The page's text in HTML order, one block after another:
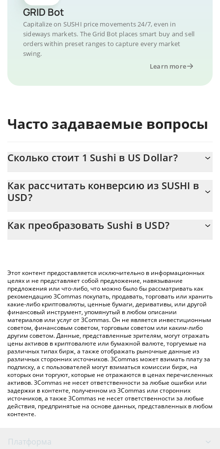
GRID Bot
Capitalize on SUSHI price movements 24/7, even in
sideways markets. The Grid Bot places smart buy and sell
orders within preset ranges to capture every market
swing.
Learn more
Часто задаваемые вопросы
Сколько стоит 1 Sushi в US Dollar?
На данный момент 1 Sushi равно 0.165694 {toSymbol
Как рассчитать конверсию из SUSHI в
USD?
цену конвертации SUSHI в USD, просто введя сумму Sushi в
Вы также можете использовать приведенную выше таблицу
цен Sushi, чтобы проверить последние цены на Sushi в
основных фиатных и криптовалютах.
Как преобразовать Sushi в USD?
Этот контент предоставляется исключительно в информационных
целях и не представляет собой предложение, навязывание
предложения или что-либо, что можно было бы рассматривать как
рекомендацию 3Commas покупать, продавать, торговать или хранить
какие-либо криптовалюты, ценные бумаги, деривативы, или другой
финансовый инструмент, упомянутый в любом описании
материалов или услуг от 3Commas. Он не является инвестиционным
советом, финансовым советом, торговым советом или каким-либо
другим советом. Данные, представленные зрителям, могут отражать
цены активов в криптовалюте или бумажной валюте, торгуемые на
различных типах бирж, а также отображать рыночные данные из
различных сторонних источников. 3Commas может взимать плату за
подписку, а с пользователей могут взиматься комиссии бирж, на
которых они торгуют, которые не отражаются в ценах перечисленных
активов. 3Commas не несет ответственности за любые ошибки или
задержки в контенте, полученном из 3Commas или сторонних
источников, а также 3Commas не несет ответственности за любые
действия, предпринятые на основе данных, представленных в любом
контенте.
Платформа